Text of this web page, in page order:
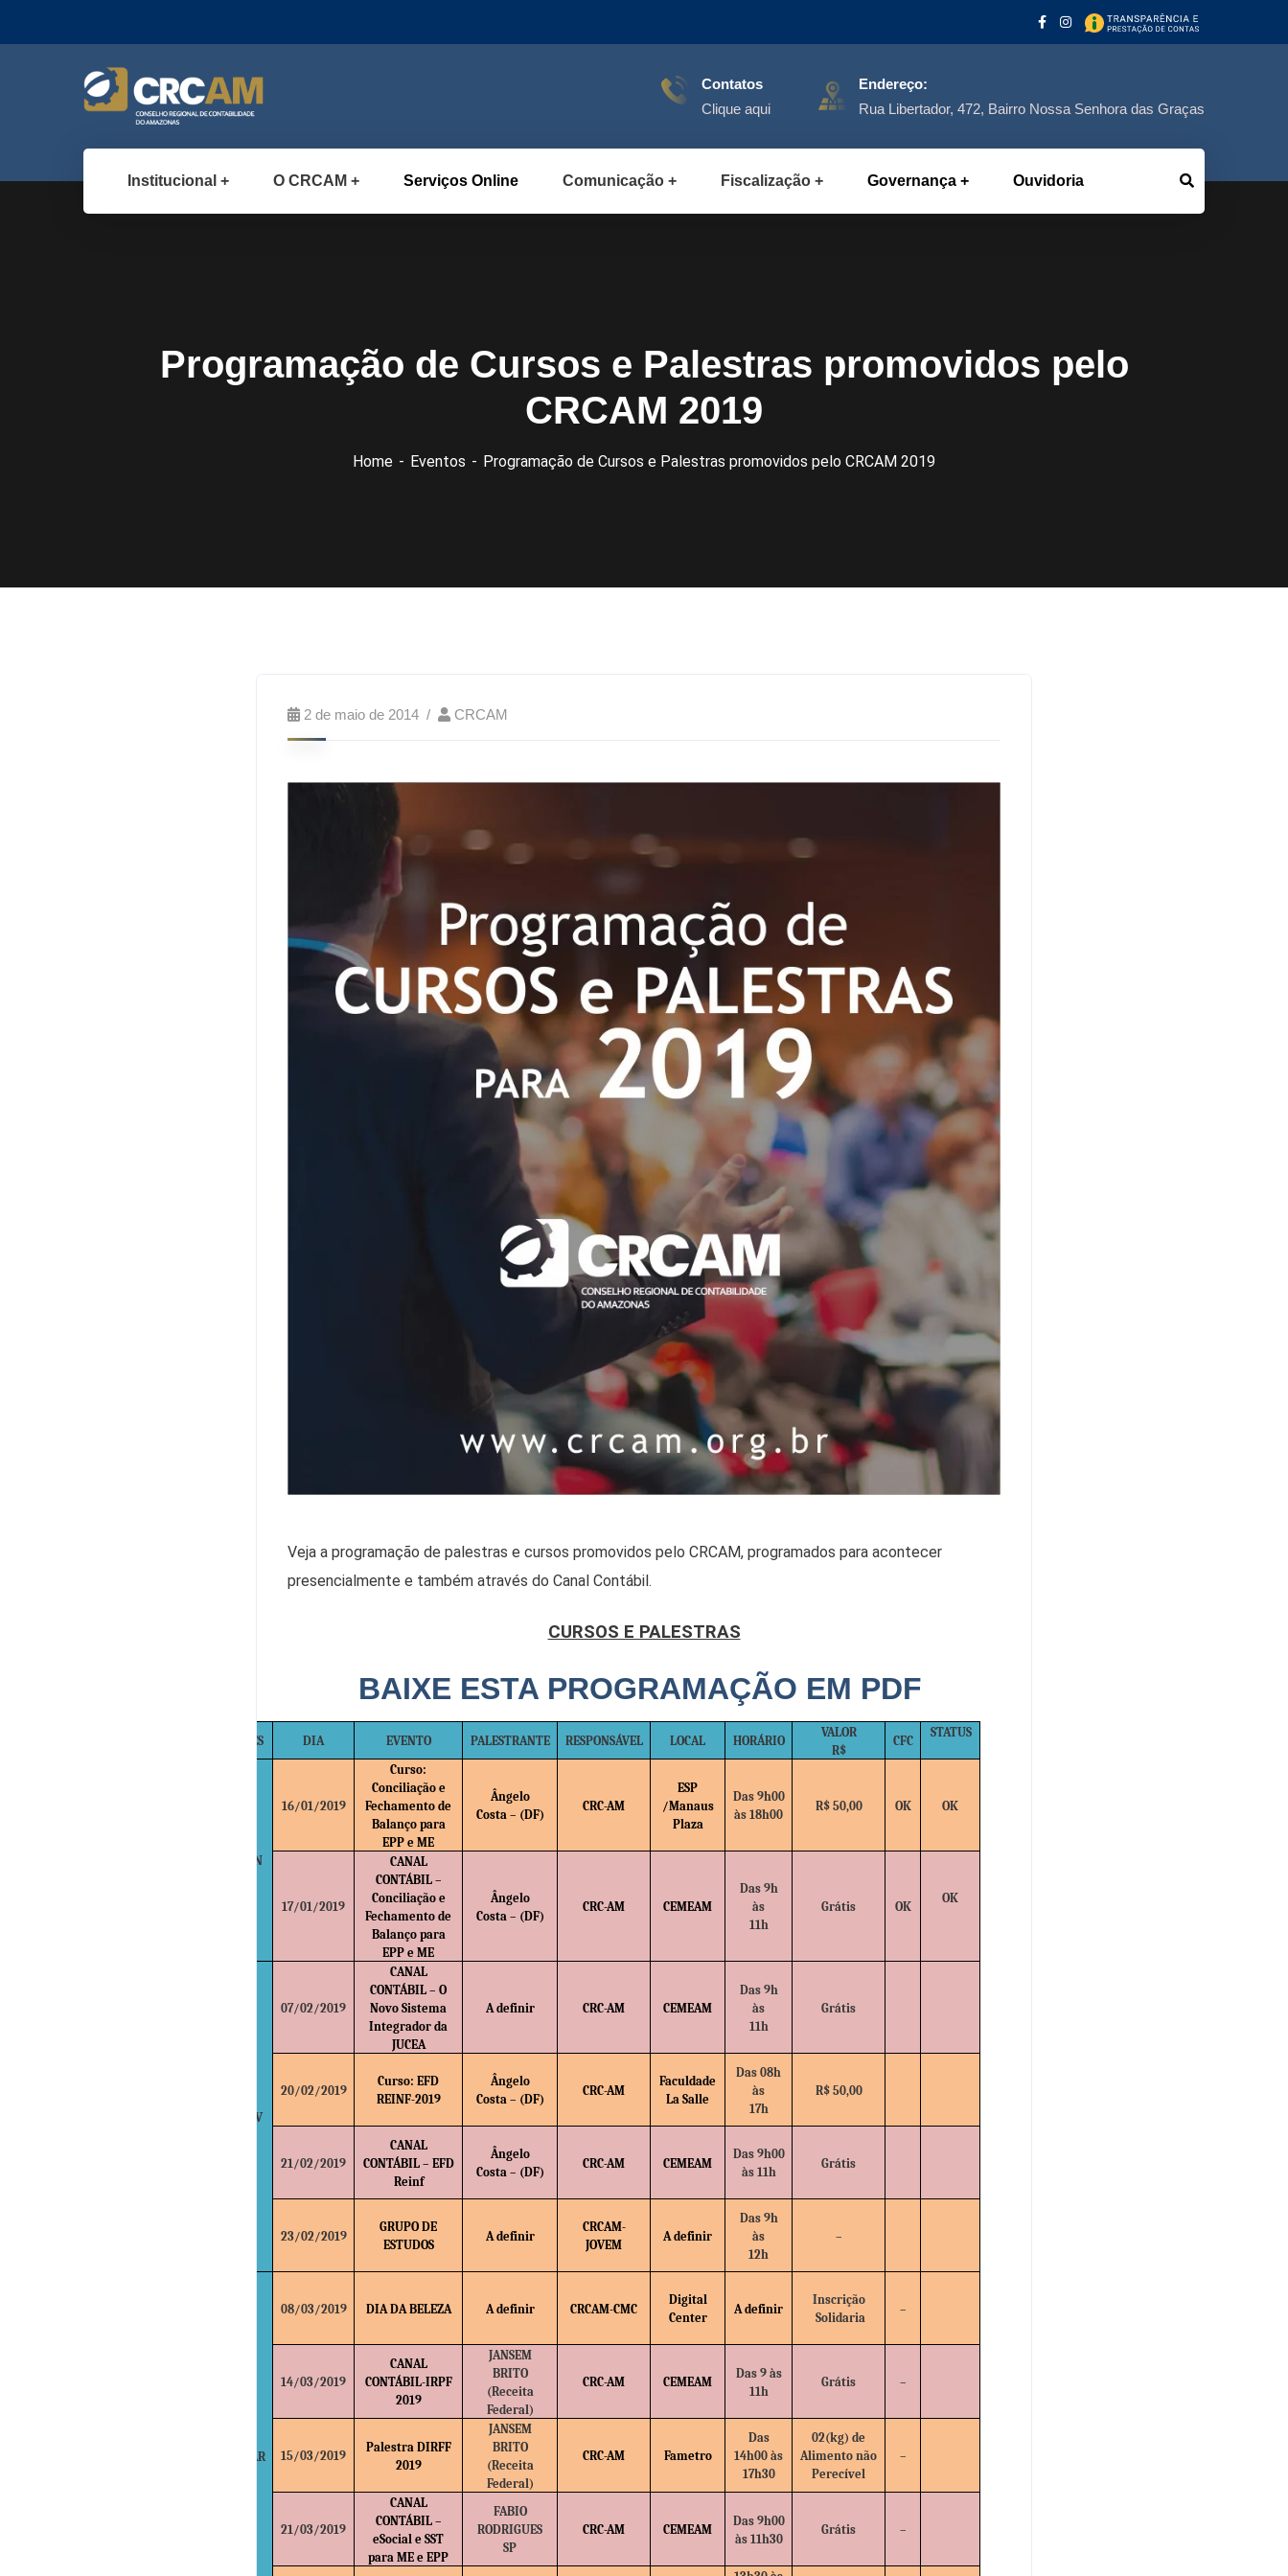
Contatos
Clique aqui
Endereço:
Rua Libertador, 472, Bairro Nossa Senhora das Graças
Institucional O CRCAM Serviços Online Comunicação Fiscalização Governança Ouvidoria
Programação de Cursos e Palestras promovidos pelo
CRCAM 2019
Home Eventos Programação de Cursos e Palestras promovidos pelo CRCAM 2019
2 de maio de 2014 CRCAM
Veja a programação de palestras e cursos promovidos pelo CRCAM, programados para acontecer
presencialmente e também através do Canal Contábil.
CURSOS E PALESTRAS
BAIXE ESTA PROGRAMAÇÃO EM PDF
MÊS DIA EVENTO PALESTRANTE RESPONSÁVEL LOCAL HORÁRIO
VALOR
R$
CFC
STATUS
JAN
16/01/2019
Curso:
Conciliação e
Fechamento de
Balanço para
EPP e ME
Ângelo
Costa – (DF)
CRC-AM
ESP
/Manaus
Plaza
Das 9h00
às 18h00
R$ 50,00 OK OK
17/01/2019
CANAL
CONTÁBIL –
Conciliação e
Fechamento de
Balanço para
EPP e ME
Ângelo
Costa – (DF)
CRC-AM CEMEAM
Das 9h
às
11h
Grátis OK
OK
FEV
07/02/2019
CANAL
CONTÁBIL – O
Novo Sistema
Integrador da
JUCEA
A definir CRC-AM CEMEAM
Das 9h
às
11h
Grátis
20/02/2019
Curso: EFD
REINF-2019
Ângelo
Costa – (DF)
CRC-AM
Faculdade
La Salle
Das 08h
às
17h
R$ 50,00
21/02/2019
CANAL
CONTÁBIL – EFD
Reinf
Ângelo
Costa – (DF)
CRC-AM CEMEAM
Das 9h00
às 11h
Grátis
23/02/2019
GRUPO DE
ESTUDOS
A definir
CRCAM-
JOVEM
A definir
Das 9h
às
12h
–
MAR
08/03/2019 DIA DA BELEZA A definir CRCAM-CMC
Digital
Center
A definir
Inscrição
Solidaria
–
14/03/2019
CANAL
CONTÁBIL-IRPF
2019
JANSEM
BRITO
(Receita
Federal)
CRC-AM CEMEAM
Das 9 às
11h
Grátis –
15/03/2019
Palestra DIRFF
2019
JANSEM
BRITO
(Receita
Federal)
CRC-AM Fametro
Das
14h00 às
17h30
02(kg) de
Alimento não
Perecível
–
21/03/2019
CANAL
CONTÁBIL –
eSocial e SST
para ME e EPP
FABIO
RODRIGUES
SP
CRC-AM CEMEAM
Das 9h00
às 11h30
Grátis –